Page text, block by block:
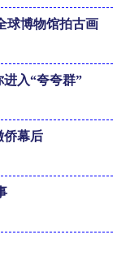
球博物馆拍古画
入“夸夸群”
侨幕后